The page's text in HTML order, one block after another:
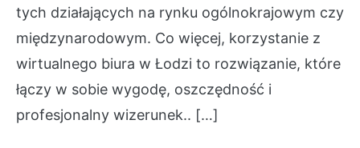
tych działających na rynku ogólnokrajowym czy
międzynarodowym. Co więcej, korzystanie z
wirtualnego biura w Łodzi to rozwiązanie, które
łączy w sobie wygodę, oszczędność i
profesjonalny wizerunek.. […]